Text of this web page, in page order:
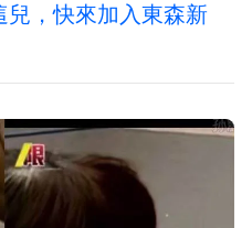
兒，快來加入東森新